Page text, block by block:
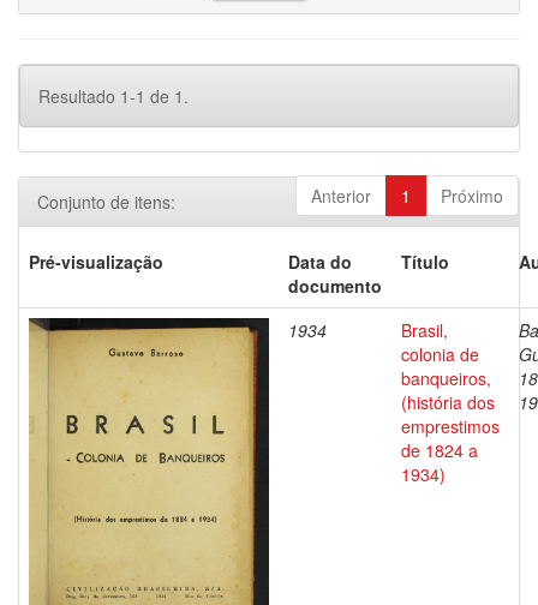
Resultado 1-1 de 1.
Anterior 1 Próximo
Conjunto de itens:
Pré-visualização
Data do
documento
Título
1934
Brasil,
colonia de
banqueiros,
(história dos
emprestimos
de 1824 a
1934)